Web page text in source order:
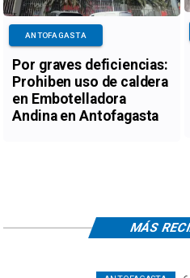
Por graves deficiencias:
Prohiben uso de caldera
en Embotelladora
Andina en Antofagasta
ANTOFAGASTA
MÁS